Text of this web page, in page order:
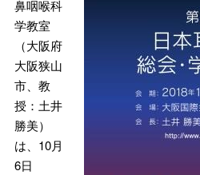
鼻咽喉科
学教室
（大阪府
大阪狭山
市、教
授：土井
勝美）
は、10月
6日